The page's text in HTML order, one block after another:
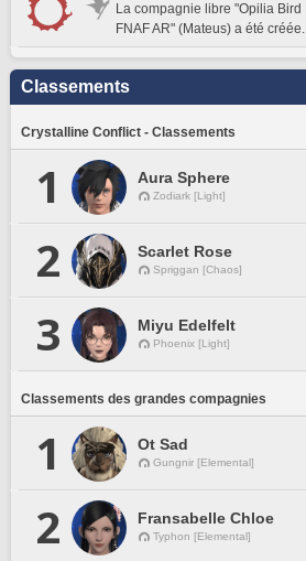
La compagnie libre "Opilia Bird
FNAF AR" (Mateus) a été créée.
Classements
Crystalline Conflict - Classements
1 Aura Sphere
Zodiark [Light]
2 Scarlet Rose
Spriggan [Chaos]
3 Miyu Edelfelt
Phoenix [Light]
Classements des grandes compagnies
1 Ot Sad
Gungnir [Elemental]
2 Fransabelle Chloe
Typhon [Elemental]